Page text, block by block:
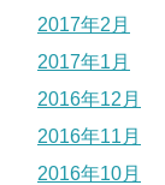
2017年2月
2017年1月
2016年12月
2016年11月
2016年10月